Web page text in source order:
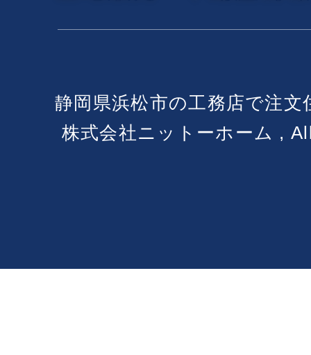
静岡県浜松市の工務店で注
株式会社ニットーホーム ,